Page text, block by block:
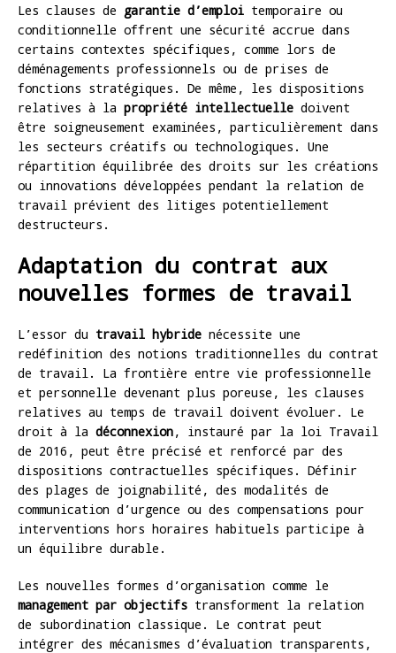
Les clauses de garantie d’emploi temporaire ou
conditionnelle offrent une sécurité accrue dans
certains contextes spécifiques, comme lors de
déménagements professionnels ou de prises de
fonctions stratégiques. De même, les dispositions
relatives à la propriété intellectuelle doivent
être soigneusement examinées, particulièrement dans
les secteurs créatifs ou technologiques. Une
répartition équilibrée des droits sur les créations
ou innovations développées pendant la relation de
travail prévient des litiges potentiellement
destructeurs.
Adaptation du contrat aux
nouvelles formes de travail
L’essor du travail hybride nécessite une
redéfinition des notions traditionnelles du contrat
de travail. La frontière entre vie professionnelle
et personnelle devenant plus poreuse, les clauses
relatives au temps de travail doivent évoluer. Le
droit à la déconnexion, instauré par la loi Travail
de 2016, peut être précisé et renforcé par des
dispositions contractuelles spécifiques. Définir
des plages de joignabilité, des modalités de
communication d’urgence ou des compensations pour
interventions hors horaires habituels participe à
un équilibre durable.
Les nouvelles formes d’organisation comme le
management par objectifs transforment la relation
de subordination classique. Le contrat peut
intégrer des mécanismes d’évaluation transparents,